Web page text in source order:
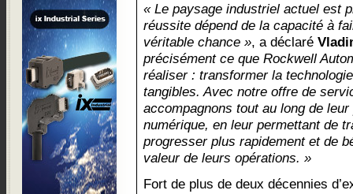
« Le paysage industriel actuel est
réussite dépend de la capacité à
véritable chance », a déclaré
précisément ce que Rockwell
réaliser : transformer la
tangibles. Avec notre offre de
accompagnons tout au long de
numérique, en leur permettant de
progresser plus rapidement et de
valeur de leurs opérations. »
Fort de plus de deux décennies